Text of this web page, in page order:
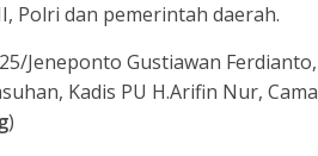
Polri dan pemerintah daerah.
Jeneponto Gustiawan
Kadis PU H.Arifin Nur,
)